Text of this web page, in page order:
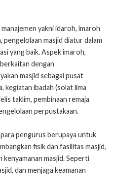
yakni idaroh, imaroh
pengelolaan masjid diatur dalam
yang baik. Aspek imaroh,
dengan
masjid sebagai pusat
kegiatan ibadah (solat lima
taklim, pembinaan remaja
perpustakaan.
para pengurus berupaya untuk
fisik dan fasilitas masjid,
kenyamanan masjid. Seperti
dan menjaga keamanan